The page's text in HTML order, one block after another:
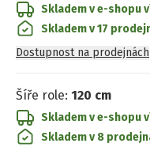
Skladem v e-shopu
Skladem v 17
Dostupnost na prodejnách
Šíře role: 120 cm
Skladem v e-shopu
Skladem v 8